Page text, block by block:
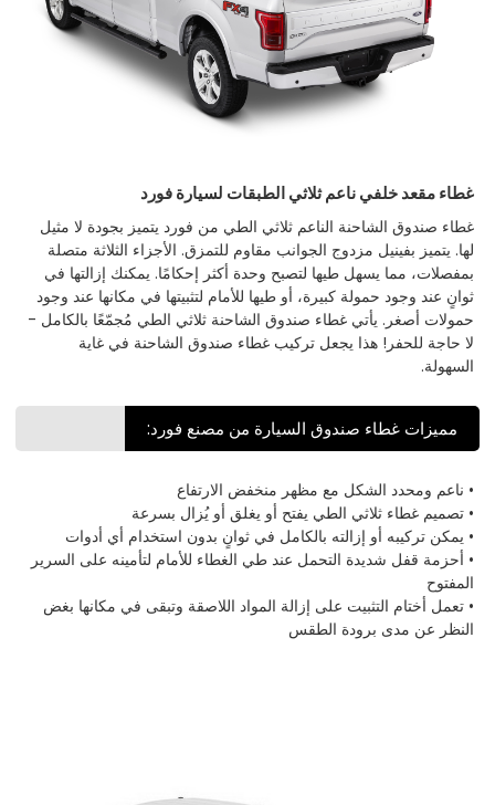
غطاء مقعد خلفي ناعم ثلاثي الطبقات لسيارة فورد
غطاء صندوق الشاحنة الناعم ثلاثي الطي من فورد يتميز بجودة لا مثيل
لها. يتميز بفينيل مزدوج الجوانب مقاوم للتمزق. الأجزاء الثلاثة متصلة
بمفصلات، مما يسهل طيها لتصبح وحدة أكثر إحكامًا. يمكنك إزالتها في
ثوانٍ عند وجود حمولة كبيرة، أو طيها للأمام لتثبيتها في مكانها عند وجود
حمولات أصغر. يأتي غطاء صندوق الشاحنة ثلاثي الطي مُجمّعًا بالكامل -
لا حاجة للحفر! هذا يجعل تركيب غطاء صندوق الشاحنة في غاية
السهولة.
مميزات غطاء صندوق السيارة من مصنع فورد:
• ناعم ومحدد الشكل مع مظهر منخفض الارتفاع
• تصميم غطاء ثلاثي الطي يفتح أو يغلق أو يُزال بسرعة
• يمكن تركيبه أو إزالته بالكامل في ثوانٍ بدون استخدام أي أدوات
• أحزمة قفل شديدة التحمل عند طي الغطاء للأمام لتأمينه على السرير
المفتوح
• تعمل أختام التثبيت على إزالة المواد اللاصقة وتبقى في مكانها بغض
النظر عن مدى برودة الطقس